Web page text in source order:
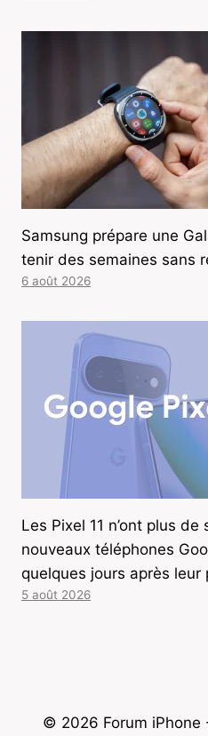
Samsung prépare une
tenir des semaines sans
6 août 2026
Les Pixel 11 n’ont plus
nouveaux téléphones
quelques jours après leur
5 août 2026
© 2026 Forum iPhone